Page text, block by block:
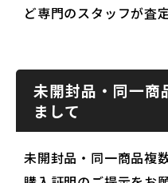
ど専門のスタッフが査
未開封品・同一商
まして
未開封品・同一商品複